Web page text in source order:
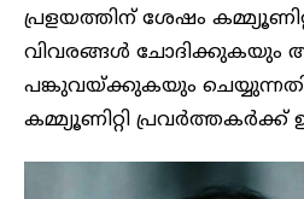
പ്രളയത്തിന് ശേഷം
വിവരങ്ങൾ
പങ്കുവയ്ക്കുകയും
കമ്മ്യൂണിറ്റി പ്രവർത്തകർക്ക്